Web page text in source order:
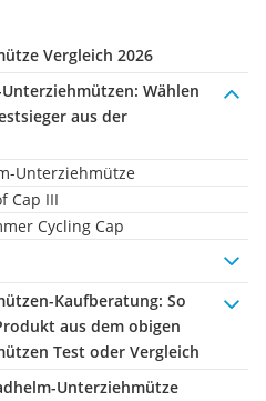
Vergleich 2026
Wählen
aus der
Unterziehmütze
Cap III
Cycling Cap
Kaufberatung: So
aus dem obigen
Test oder Vergleich
Unterziehmütze